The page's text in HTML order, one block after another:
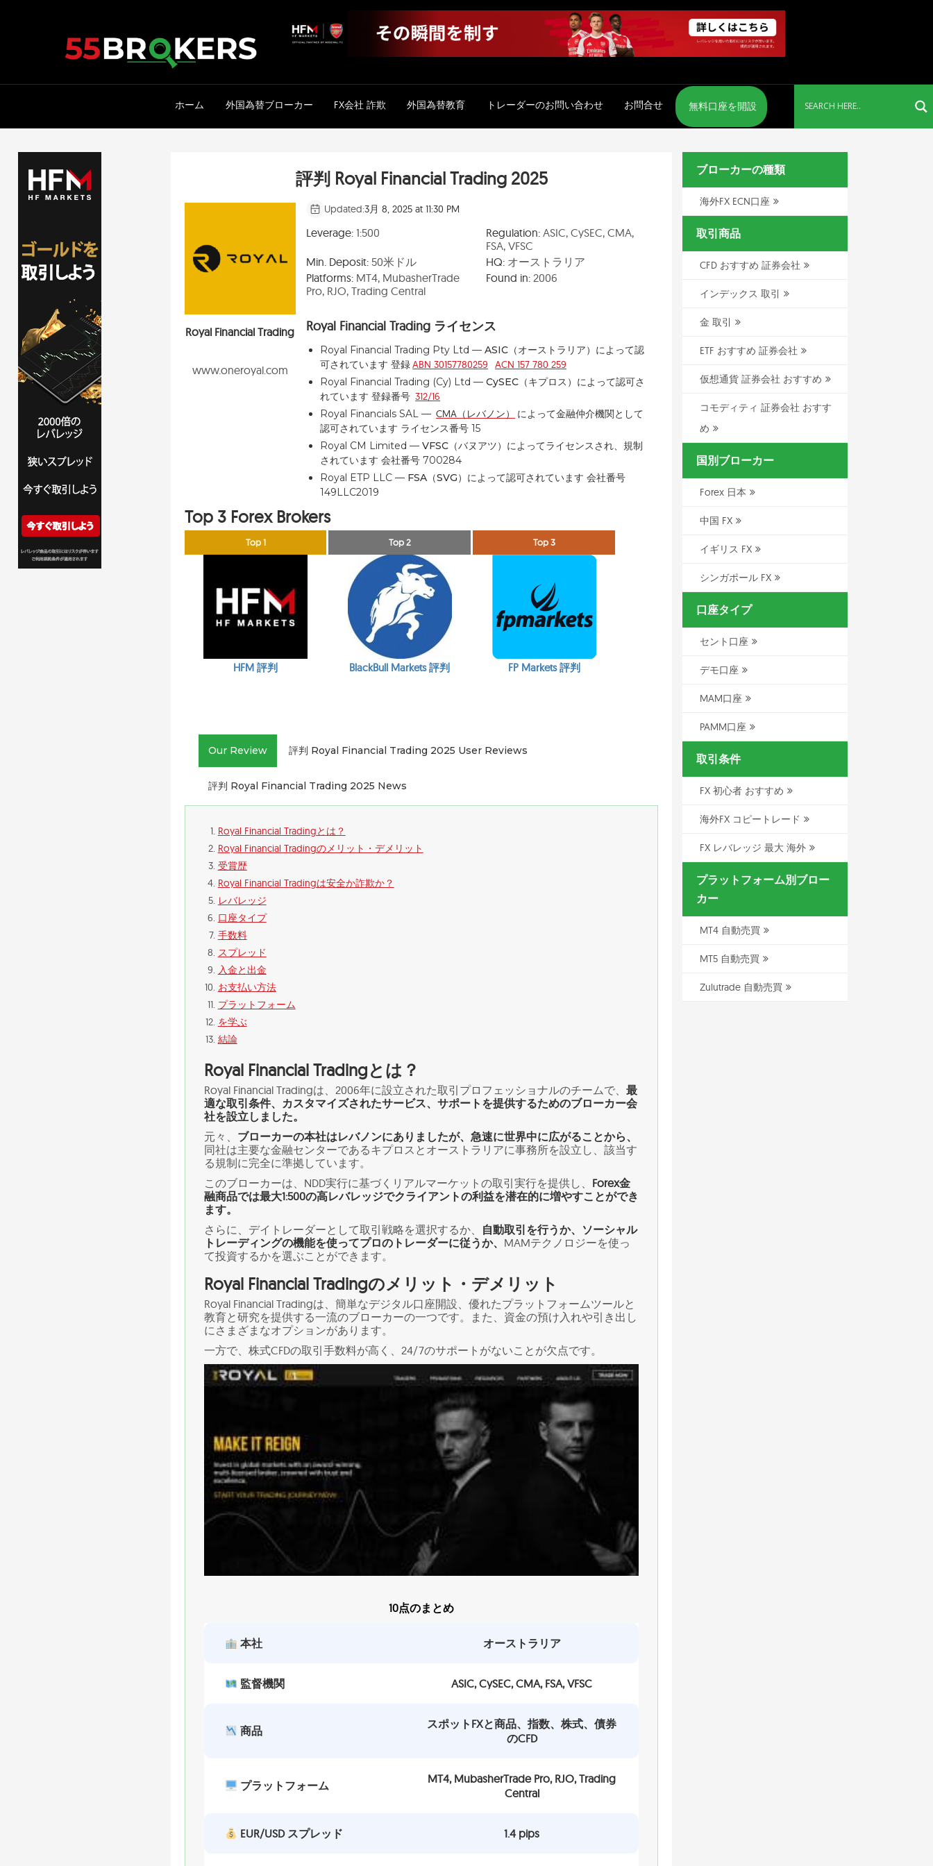
ホーム 外国為替ブローカー FX会社 詐欺 外国為替教育 トレーダーのお問い合わせ お問合せ 無料口座を開設
評判 Royal Financial Trading 2025
Royal Financial Trading
www.oneroyal.com
Updated:3月 8, 2025 at 11:30 PM
Leverage: 1:500 Regulation: ASIC, CySEC, CMA,
FSA, VFSC
Min. Deposit: 50米ドル HQ: オーストラリア
Platforms: MT4, MubasherTrade
Pro, RJO, Trading Central
Found in: 2006
Royal Financial Trading ライセンス
Royal Financial Trading Pty Ltd —ASIC（オーストラリア） によって認
可されています 登録ABN 30157780259
ACN 157 780 259
Royal Financial Trading (Cy) Ltd —CySEC（キプロス） によって認可さ
れています 登録番号 312/16
Royal Financials SAL — CMA（レバノン）
によって金融仲介機関として
認可されています ライセンス番号 15
Royal CM Limited —VFSC（バヌアツ） によってライセンスされ、規制
されています 会社番号 700284
Royal ETP LLC — FSA（SVG） によって認可されています 会社番号
149LLC2019
Top 3 Forex Brokers
Top 1
HFM 評判
Top 2
BlackBull Markets 評判
Top 3
FP Markets 評判
Our Review 評判 Royal Financial Trading 2025 User Reviews
評判 Royal Financial Trading 2025 News
Royal Financial Tradingとは？
Royal Financial Tradingのメリット・デメリット
受賞歴
Royal Financial Tradingは安全か詐欺か？
レバレッジ
口座タイプ
手数料
スプレッド
入金と出金
お支払い方法
プラットフォーム
を学ぶ
結論
Royal Financial Tradingとは？
Royal Financial Tradingは、2006年に設立された取引プロフェッショナルのチームで、 最
適な取引条件、カスタマイズされたサービス、サポートを提供するためのブローカー会
社を設立しました。
元々、 ブローカーの本社はレバノンにありましたが、急速に世界中に広がることから、
同社は主要な金融センターであるキプロスとオーストラリアに事務所を設立し、該当す
る規制に完全に準拠しています。
このブローカーは、NDD実行に基づくリアルマーケットの取引実行を提供し、 Forex金
融商品では最大1:500の高レバレッジでクライアントの利益を潜在的に増やすことができ
ます。
さらに、デイトレーダーとして取引戦略を選択するか、
自動取引を行うか、ソーシャル
トレーディングの機能を使ってプロのトレーダーに従うか、 MAMテクノロジーを使っ
て投資するかを選ぶことができます。
Royal Financial Tradingのメリット・デメリット
Royal Financial Tradingは、簡単なデジタル口座開設、優れたプラットフォームツールと
教育と研究を提供する一流のブローカーの一つです。また、資金の預け入れや引き出し
にさまざまなオプションがあります。
一方で、株式CFDの取引手数料が高く、24/7のサポートがないことが欠点です。
10点のまとめ
本社 オーストラリア
監督機関 ASIC, CySEC, CMA, FSA, VFSC
商品
スポットFXと商品、指数、株式、債券
のCFD
プラットフォーム
MT4, MubasherTrade Pro, RJO, Trading
Central
EUR/USD スプレッド 1.4 pips
ブローカーの種類
海外FX ECN口座
取引商品
CFD おすすめ 証券会社
インデックス 取引
金 取引
ETF おすすめ 証券会社
仮想通貨 証券会社 おすすめ
コモディティ 証券会社 おすす
め
国別ブローカー
Forex 日本
中国 FX
イギリス FX
シンガポール FX
口座タイプ
セント口座
デモ口座
MAM口座
PAMM口座
取引条件
FX 初心者 おすすめ
海外FX コピートレード
FX レバレッジ 最大 海外
プラットフォーム別ブロー
カー
MT4 自動売買
MT5 自動売買
Zulutrade 自動売買